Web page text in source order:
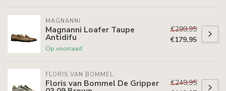
MAGNANNI
Magnanni Loafer Taupe
Antidifu
Op voorraad
€299,95
€179,95
FLORIS VAN BOMMEL
Floris van Bommel De Gripper
€249,95